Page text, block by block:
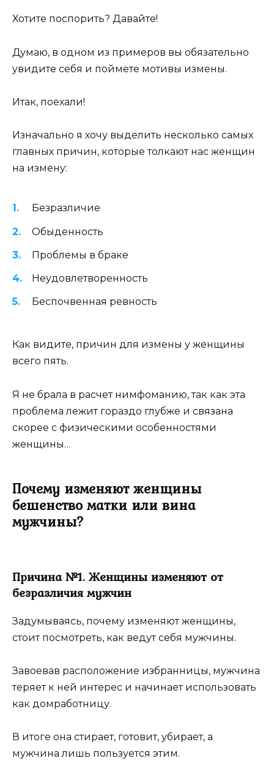
Хотите поспорить? Давайте!
Думаю, в одном из примеров вы обязательно
увидите себя и поймете мотивы измены.
Итак, поехали!
Изначально я хочу выделить несколько самых
главных причин, которые толкают нас женщин
на измену:
Безразличие
Обыденность
Проблемы в браке
Неудовлетворенность
Беспочвенная ревность
Как видите, причин для измены у женщины
всего пять.
Я не брала в расчет нимфоманию, так как эта
проблема лежит гораздо глубже и связана
скорее с физическими особенностями
женщины…
Почему изменяют женщины
бешенство матки или вина
мужчины?
Причина №1. Женщины изменяют от
безразличия мужчин
Задумываясь, почему изменяют женщины,
стоит посмотреть, как ведут себя мужчины.
Завоевав расположение избранницы, мужчина
теряет к ней интерес и начинает использовать
как домработницу.
В итоге она стирает, готовит, убирает, а
мужчина лишь пользуется этим.